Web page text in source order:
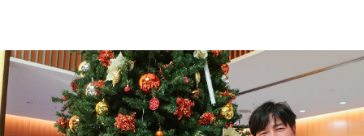
お知らせ
イベント・グッズ
YouTube
会社情報